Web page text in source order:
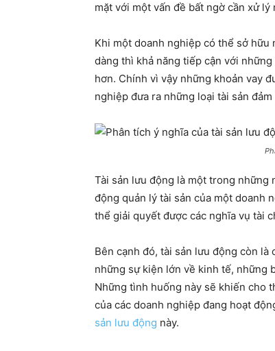
mặt với một vấn đề bất ngờ cần xử lý
Khi một doanh nghiệp có thể sở
dàng thì khả năng tiếp cận với
hơn. Chính vì vậy những khoản vay
nghiệp đưa ra những loại tài sản đảm
Tài sản lưu động là một trong những
động quản lý tài sản của một doanh
thể giải quyết được các nghĩa vụ tài
Bên cạnh đó, tài sản lưu động còn
những sự kiện lớn về kinh tế, những
Những tình huống này sẽ khiến cho
của các doanh nghiệp đang hoạt
sản lưu động này.